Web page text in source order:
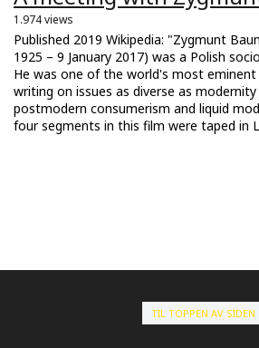
1.974 views
Published 2019 Wikipedia: "Zygmunt
1925 – 9 January 2017) was a Polish
He was one of the world's most
writing on issues as diverse as
postmodern consumerism and liquid
four segments in this film were taped in
TIL TOPPEN AV SIDEN